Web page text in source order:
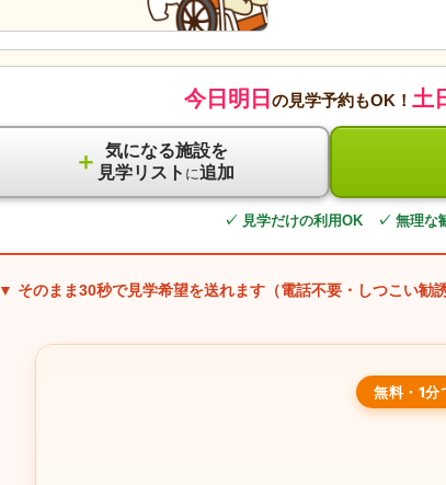
今日明日 の見学予約もOK！ 土
＋
気になる施設を
見学リスト に追加
✓ 見学だけの利用OK ✓ 無理な
▼ そのまま30秒で見学希望を送れます（電話不要・しつこい勧誘
無料・1分